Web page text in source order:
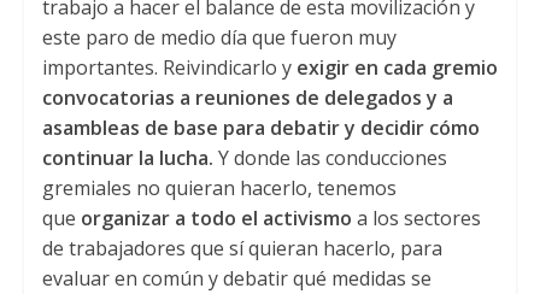
trabajo a hacer el balance de esta movilización y
este paro de medio día que fueron muy
importantes. Reivindicarlo y exigir en cada gremio
convocatorias a reuniones de delegados y a
asambleas de base para debatir y decidir cómo
continuar la lucha. Y donde las conducciones
gremiales no quieran hacerlo, tenemos
que organizar a todo el activismo a los sectores
de trabajadores que sí quieran hacerlo, para
evaluar en común y debatir qué medidas se